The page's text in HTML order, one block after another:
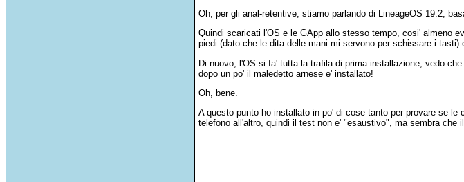
Oh, per gli anal-retentive, stiamo parlando di LineageOS 19.2,
Quindi scaricati l'OS e le GApp allo stesso tempo, cosi' almeno
piedi (dato che le dita delle mani mi servono per schissare i tasti)
Di nuovo, l'OS si fa' tutta la trafila di prima installazione, vedo
dopo un po' il maledetto arnese e' installato!
Oh, bene.
A questo punto ho installato in po' di cose tanto per provare se
telefono all'altro, quindi il test non e' "esaustivo", ma sembra